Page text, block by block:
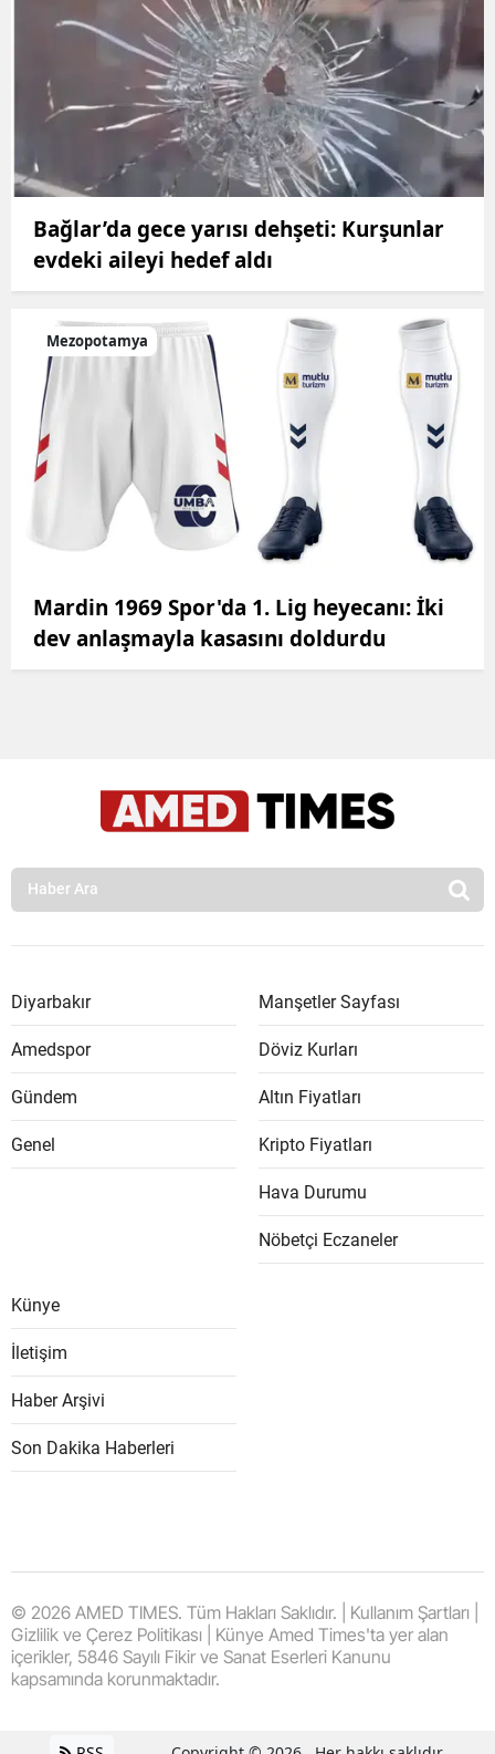
Bağlar’da gece yarısı dehşeti: Kurşunlar
evdeki aileyi hedef aldı
Mezopotamya
Mardin 1969 Spor'da 1. Lig heyecanı: İki
dev anlaşmayla kasasını doldurdu
Diyarbakır
Amedspor
Gündem
Genel
Manşetler Sayfası
Döviz Kurları
Altın Fiyatları
Kripto Fiyatları
Hava Durumu
Nöbetçi Eczaneler
Künye
İletişim
Haber Arşivi
Son Dakika Haberleri
© 2026 AMED TIMES. Tüm Hakları Saklıdır. | Kullanım Şartları |
Gizlilik ve Çerez Politikası | Künye Amed Times'ta yer alan
içerikler, 5846 Sayılı Fikir ve Sanat Eserleri Kanunu
kapsamında korunmaktadır.